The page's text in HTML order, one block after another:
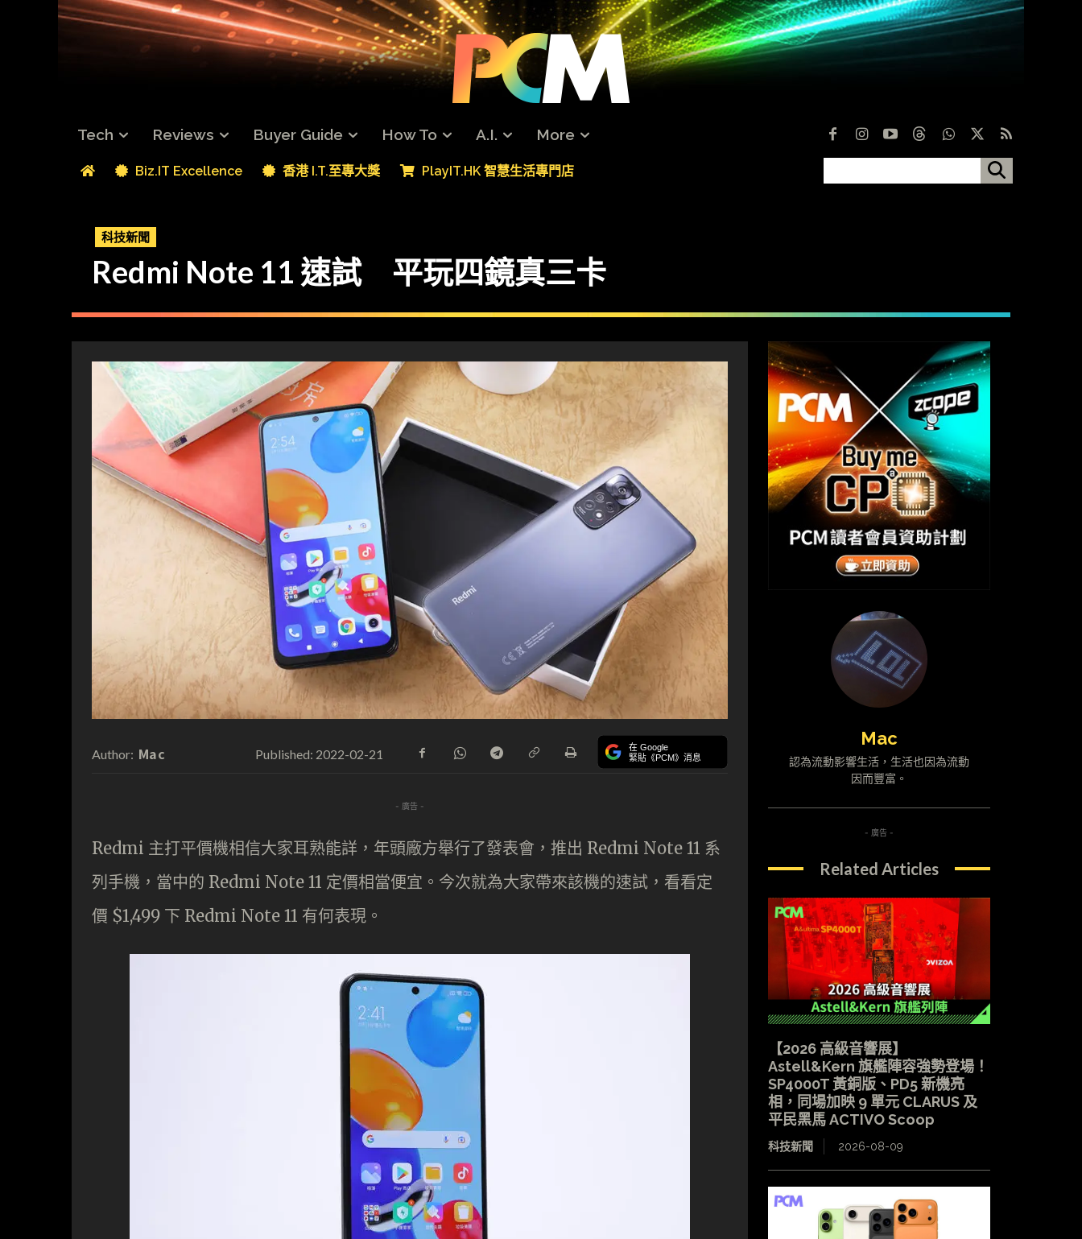
Tech Reviews Buyer Guide How To A.I. More
Biz.IT Excellence 香港 I.T.至專大獎 PlayIT.HK 智慧生活專門店
科技新聞
Redmi Note 11 速試 平玩四鏡真三卡
Author: Mac Published: 2022-02-21 在 Google
緊貼《PCM》消息
- 廣告 -
Redmi 主打平價機相信大家耳熟能詳，年頭廠方舉行了發表會，推出 Redmi Note 11 系
列手機，當中的 Redmi Note 11 定價相當便宜。今次就為大家帶來該機的速試，看看定
價 $1,499 下 Redmi Note 11 有何表現。
Mac
認為流動影響生活，生活也因為流動
因而豐富。
- 廣告 -
Related Articles
【2026 高級音響展】
Astell&Kern 旗艦陣容強勢登場！
SP4000T 黃銅版、PD5 新機亮
相，同場加映 9 單元 CLARUS 及
平民黑馬 ACTIVO Scoop
科技新聞 2026-08-09